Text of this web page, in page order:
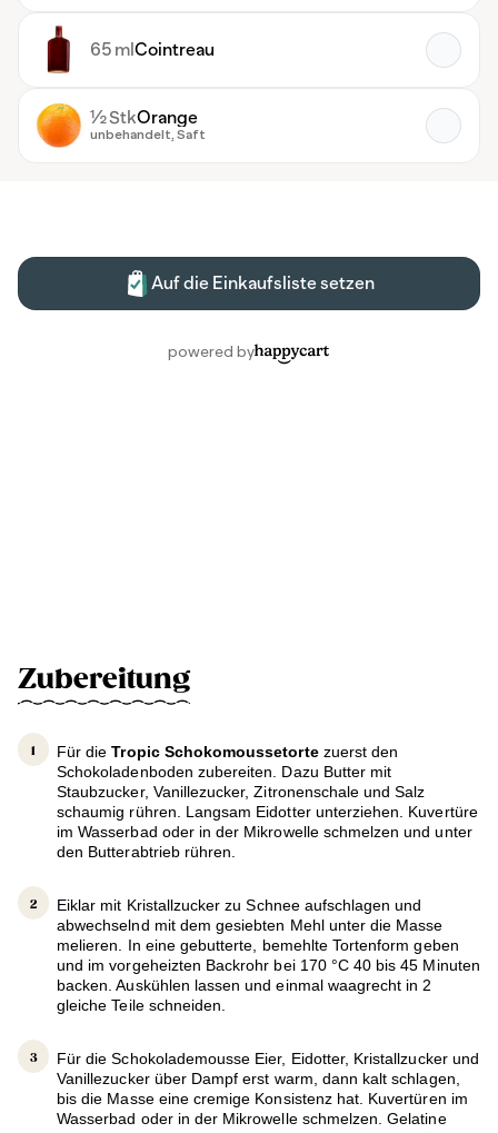
Zubereitung
Für dieTropic Schokomoussetortezuerst den
Schokoladenboden zubereiten. Dazu Butter mit
Staubzucker, Vanillezucker, Zitronenschale und Salz
schaumig rühren. Langsam Eidotter unterziehen. Kuvertüre
im Wasserbad oder in der Mikrowelle schmelzen und unter
den Butterabtrieb rühren.
Eiklar mit Kristallzucker zu Schnee aufschlagen und
abwechselnd mit dem gesiebten Mehl unter die Masse
melieren. In eine gebutterte, bemehlte Tortenform geben
und im vorgeheizten Backrohr bei 170 °C 40 bis 45 Minuten
backen. Auskühlen lassen und einmal waagrecht in 2
gleiche Teile schneiden.
Für die Schokolademousse Eier, Eidotter, Kristallzucker und
Vanillezucker über Dampf erst warm, dann kalt schlagen,
bis die Masse eine cremige Konsistenz hat. Kuvertüren im
Wasserbad oder in der Mikrowelle schmelzen. Gelatine